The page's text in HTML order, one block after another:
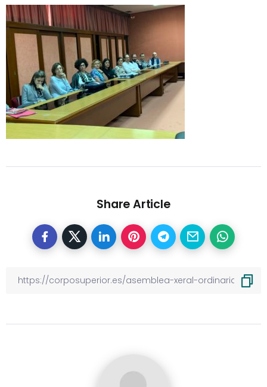
Share Article